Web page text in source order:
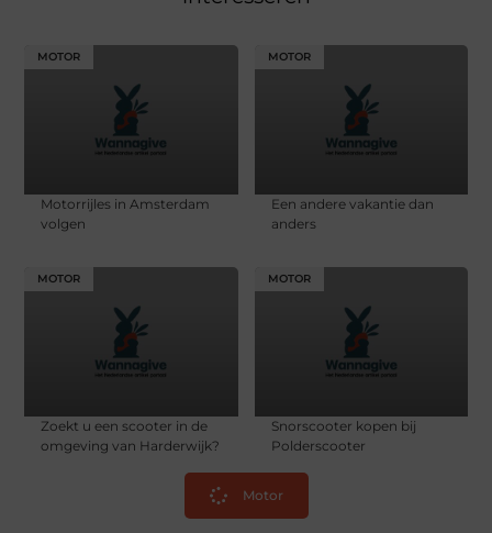
MOTOR
Motorrijles in Amsterdam
volgen
MOTOR
Een andere vakantie dan
anders
MOTOR
Zoekt u een scooter in de
omgeving van Harderwijk?
MOTOR
Snorscooter kopen bij
Polderscooter
Motor